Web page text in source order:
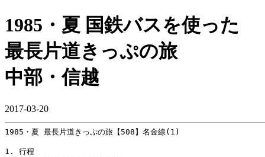
1985・夏 国鉄バスを使った
最長片道きっぷの旅
中部・信越
2017-03-20
1985・夏 最長片道きっぷの旅【508】名金線(1)
1. 行程